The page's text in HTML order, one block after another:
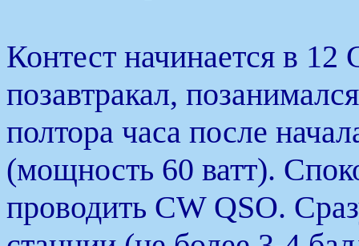
Контест начинается в
позавтракал,
полтора часа после
(мощность 60 ватт).
проводить CW QSO.